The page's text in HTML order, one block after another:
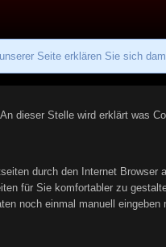
Seite erklären Sie sich
dieser Stelle wird erklärt was
durch den Internet
für Sie komfortabler zu
noch einmal manuell eingeben